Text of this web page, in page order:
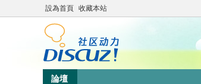
設為首頁 收藏本站
論壇